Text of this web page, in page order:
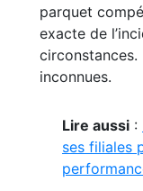
parquet
exacte de
circonstances.
inconnues.
Lire aussi :
ses filiales